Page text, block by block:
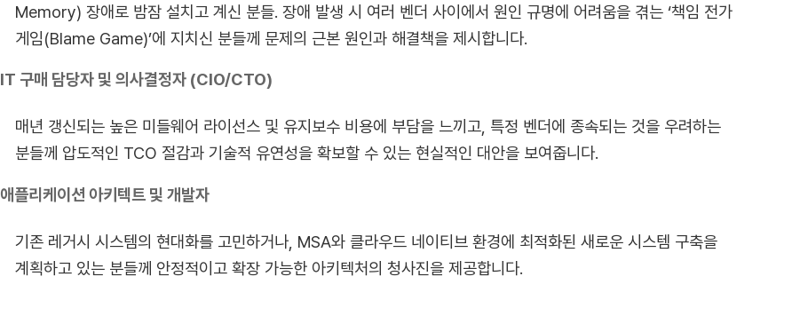
Memory) 장애로 밤잠 설치고 계신 분들. 장애 발생 시 여러 벤더 사이에서 원인 규명에 어려움을 겪는 ‘책임 전가
게임(Blame Game)’에 지치신 분들께 문제의 근본 원인과 해결책을 제시합니다.
IT 구매 담당자 및 의사결정자 (CIO/CTO)
매년 갱신되는 높은 미들웨어 라이선스 및 유지보수 비용에 부담을 느끼고, 특정 벤더에 종속되는 것을 우려하는
분들께 압도적인 TCO 절감과 기술적 유연성을 확보할 수 있는 현실적인 대안을 보여줍니다.
애플리케이션 아키텍트 및 개발자
기존 레거시 시스템의 현대화를 고민하거나, MSA와 클라우드 네이티브 환경에 최적화된 새로운 시스템 구축을
계획하고 있는 분들께 안정적이고 확장 가능한 아키텍처의 청사진을 제공합니다.